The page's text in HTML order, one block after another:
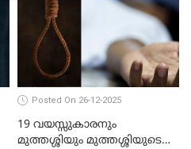
Posted On 26-12-2025
19 വയസ്സുകാരനും
മുത്തശ്ശിയും മുത്തശ്ശിയുടെ